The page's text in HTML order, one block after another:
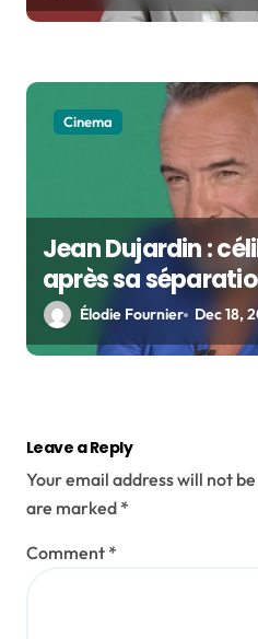
Cinema
Jean Dujardin :
après sa
Nathalie Péchalat
Élodie Fournier Dec 18,
Leave a Reply
Your email address will not
are marked *
Comment *